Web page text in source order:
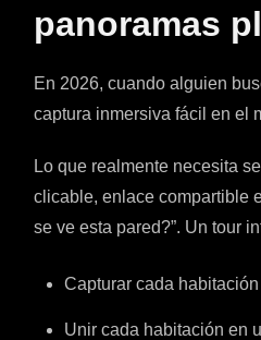
panoramas
En 2026, cuando alguien
captura inmersiva fácil en el
Lo que realmente necesita
clicable, enlace compartible
se ve esta pared?”. Un tour
Capturar cada
Unir cada habitación en